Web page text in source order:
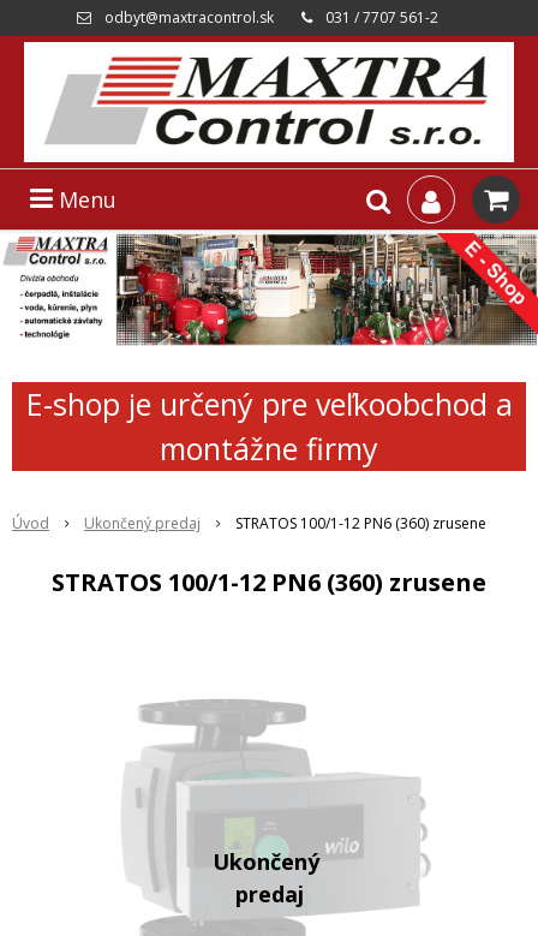
odbyt@maxtracontrol.sk 031 / 7707 561-2
Menu
E-shop je určený pre veľkoobchod a
montážne firmy
Úvod Ukončený predaj STRATOS 100/1-12 PN6 (360) zrusene
STRATOS 100/1-12 PN6 (360) zrusene